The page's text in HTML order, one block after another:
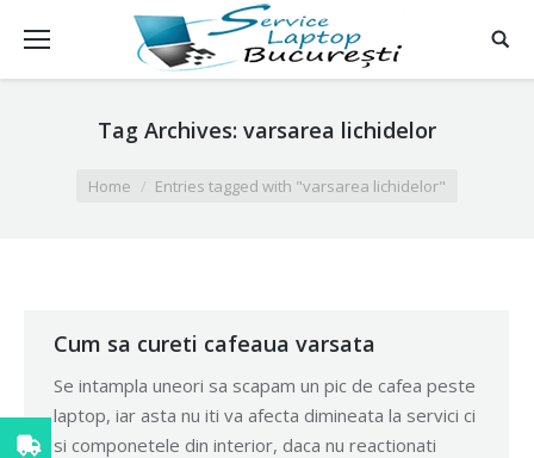
Tag Archives: varsarea lichidelor
Home Entries tagged with "varsarea lichidelor"
Cum sa cureti cafeaua varsata
Se intampla uneori sa scapam un pic de cafea peste
laptop, iar asta nu iti va afecta dimineata la servici ci
si componetele din interior, daca nu reactionati